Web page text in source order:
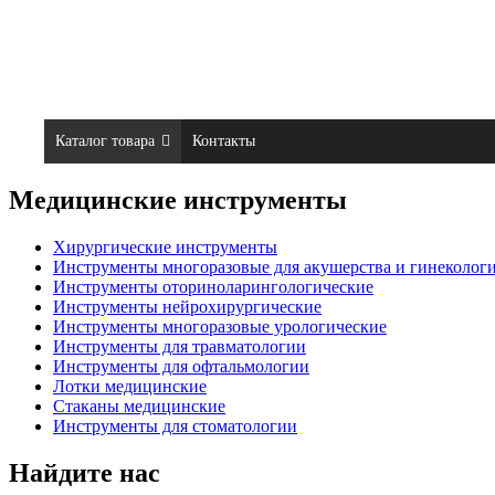
Каталог товара Контакты
Медицинские инструменты
Хирургические инструменты
Инструменты многоразовые для акушерства и
Инструменты оториноларингологические
Инструменты нейрохирургические
Инструменты многоразовые урологические
Инструменты для травматологии
Инструменты для офтальмологии
Лотки медицинские
Стаканы медицинские
Инструменты для стоматологии
Найдите нас